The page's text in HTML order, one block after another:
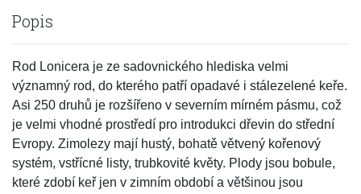
Popis
Rod Lonicera je ze sadovnického hlediska velmi
významný rod, do kterého patří opadavé i stálezelené keře.
Asi 250 druhů je rozšířeno v severním mírném pásmu, což
je velmi vhodné prostředí pro introdukci dřevin do střední
Evropy. Zimolezy mají hustý, bohatě větvený kořenový
systém, vstřícné listy, trubkovité květy. Plody jsou bobule,
které zdobí keř jen v zimním období a většinou jsou